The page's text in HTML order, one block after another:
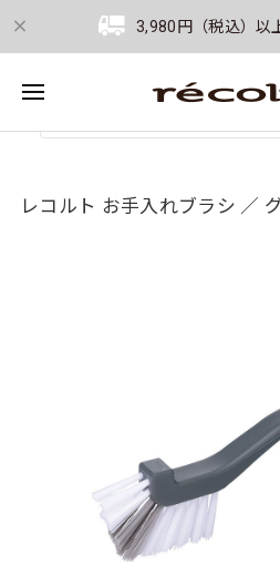
3,980円（税込）以
レコルト お手入れブラシ ／